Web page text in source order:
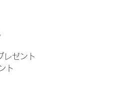
レゼント
ト